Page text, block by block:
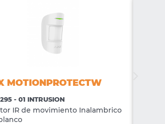
MOTIONPROTECTW
- 01 INTRUSION
IR de movimiento Inalambrico